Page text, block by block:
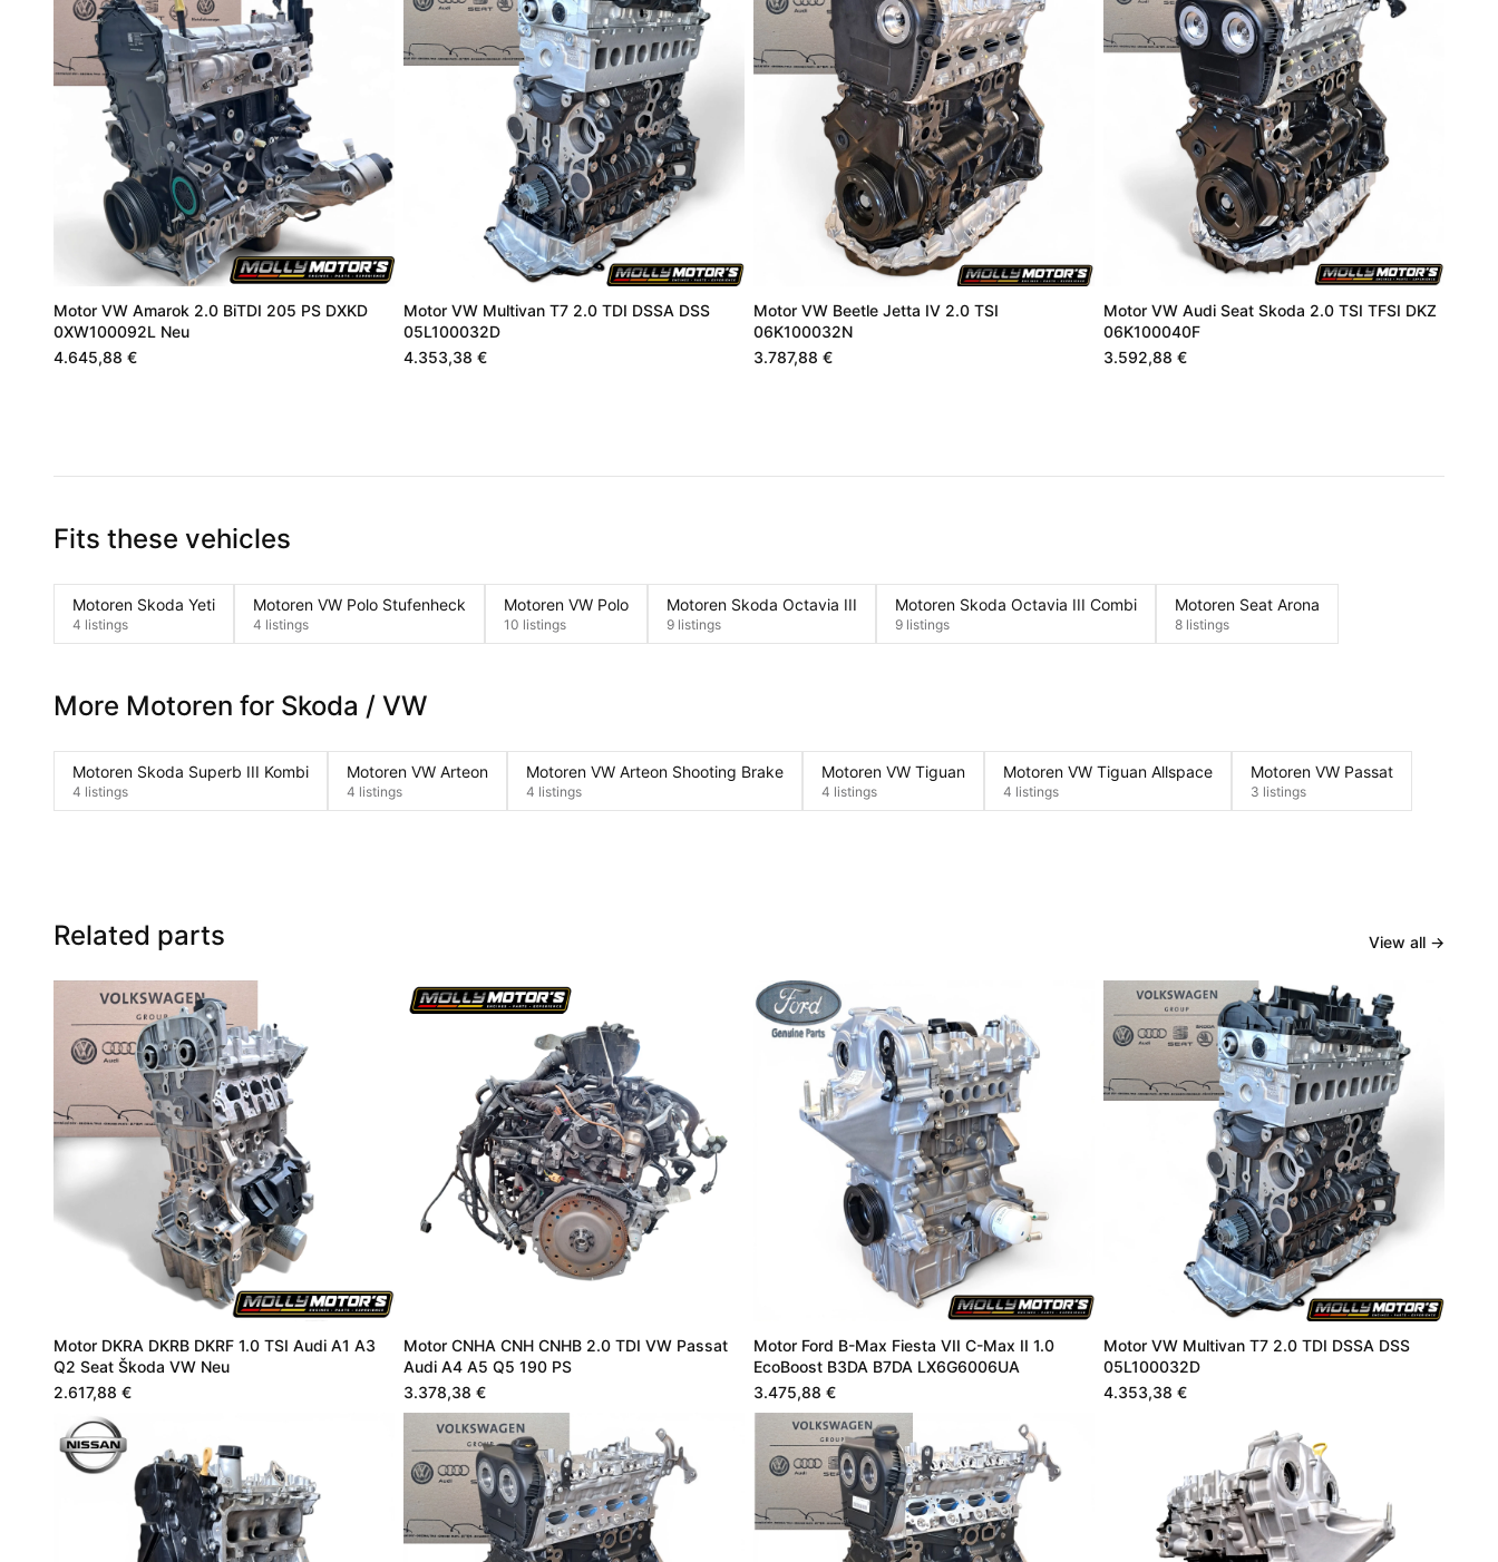
Motor VW Amarok 2.0 BiTDI 205 PS DXKD
0XW100092L Neu
4.645,88 €
Motor VW Multivan T7 2.0 TDI DSSA DSS
05L100032D
4.353,38 €
Motor VW Beetle Jetta IV 2.0 TSI
06K100032N
3.787,88 €
Motor VW Audi Seat Skoda 2.0 TSI TFSI DKZ
06K100040F
3.592,88 €
Fits these vehicles
Motoren Skoda Yeti
4 listings
Motoren VW Polo Stufenheck
4 listings
Motoren VW Polo
10 listings
Motoren Skoda Octavia III
9 listings
Motoren Skoda Octavia III Combi
9 listings
Motoren Seat Arona
8 listings
More Motoren for Skoda / VW
Motoren Skoda Superb III Kombi
4 listings
Motoren VW Arteon
4 listings
Motoren VW Arteon Shooting Brake
4 listings
Motoren VW Tiguan
4 listings
Motoren VW Tiguan Allspace
4 listings
Motoren VW Passat
3 listings
Related parts View all →
Motor DKRA DKRB DKRF 1.0 TSI Audi A1 A3
Q2 Seat Škoda VW Neu
2.617,88 €
Motor CNHA CNH CNHB 2.0 TDI VW Passat
Audi A4 A5 Q5 190 PS
3.378,38 €
Motor Ford B-Max Fiesta VII C-Max II 1.0
EcoBoost B3DA B7DA LX6G6006UA
3.475,88 €
Motor VW Multivan T7 2.0 TDI DSSA DSS
05L100032D
4.353,38 €